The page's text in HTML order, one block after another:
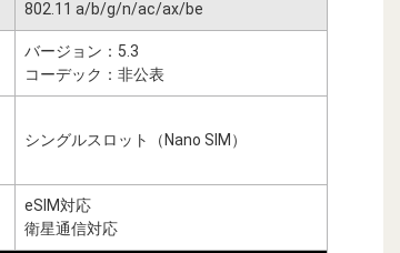
802.11 a/b/g/n/ac/ax/be
バージョン：5.3
コーデック：非公表
シングルスロット（Nano SIM）
eSIM対応
衛星通信対応